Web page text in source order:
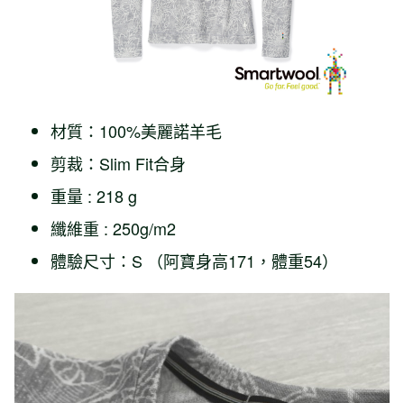
材質：100%美麗諾羊毛
剪裁：Slim Fit合身
重量 : 218 g
纖維重 : 250g/m2
體驗尺寸：S （阿寶身高171，體重54）